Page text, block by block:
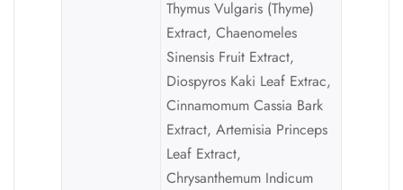
Thymus Vulgaris (Thyme)
Extract, Chaenomeles
Sinensis Fruit Extract,
Diospyros Kaki Leaf Extrac,
Cinnamomum Cassia Bark
Extract, Artemisia Princeps
Leaf Extract,
Chrysanthemum Indicum